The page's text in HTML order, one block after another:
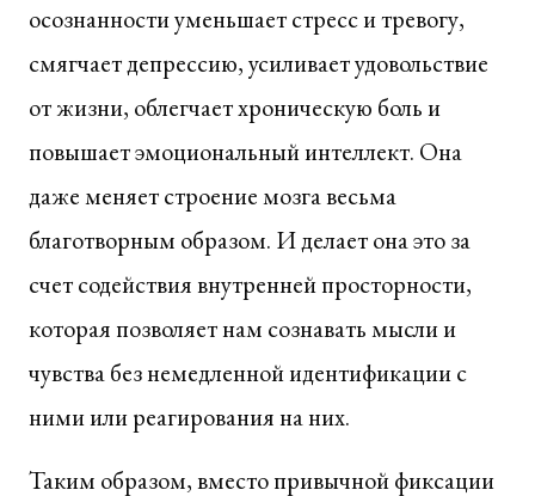
осознанности уменьшает стресс и тревогу,
смягчает депрессию, усиливает удовольствие
от жизни, облегчает хроническую боль и
повышает эмоциональный интеллект. Она
даже меняет строение мозга весьма
благотворным образом. И делает она это за
счет содействия внутренней просторности,
которая позволяет нам сознавать мысли и
чувства без немедленной идентификации с
ними или реагирования на них.
Таким образом, вместо привычной фиксации